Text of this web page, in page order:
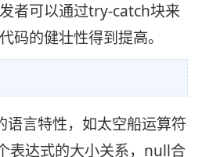
者可以通过try-catch块来
码的健壮性得到提高。
语言特性，如太空船运算符
表达式的大小关系，null合